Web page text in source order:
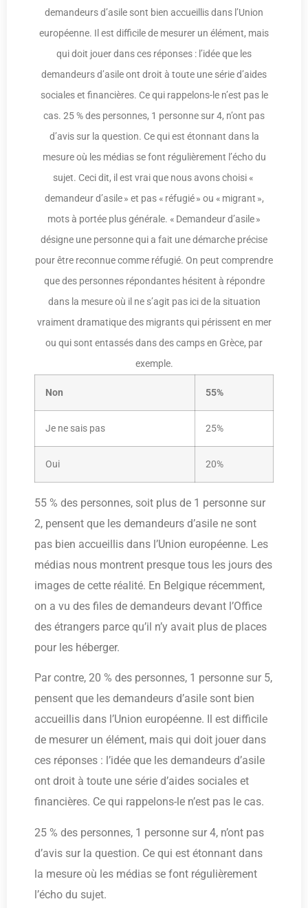
demandeurs d’asile sont bien accueillis dans l’Union
européenne. Il est difficile de mesurer un élément, mais
qui doit jouer dans ces réponses : l’idée que les
demandeurs d’asile ont droit à toute une série d’aides
sociales et financières. Ce qui rappelons-le n’est pas le
cas. 25 % des personnes, 1 personne sur 4, n’ont pas
d’avis sur la question. Ce qui est étonnant dans la
mesure où les médias se font régulièrement l’écho du
sujet. Ceci dit, il est vrai que nous avons choisi «
demandeur d’asile » et pas « réfugié » ou « migrant »,
mots à portée plus générale. « Demandeur d’asile »
désigne une personne qui a fait une démarche précise
pour être reconnue comme réfugié. On peut comprendre
que des personnes répondantes hésitent à répondre
dans la mesure où il ne s’agit pas ici de la situation
vraiment dramatique des migrants qui périssent en mer
ou qui sont entassés dans des camps en Grèce, par
exemple.
Non 55%
Je ne sais pas 25%
Oui 20%
55 % des personnes, soit plus de 1 personne sur
2, pensent que les demandeurs d’asile ne sont
pas bien accueillis dans l’Union européenne. Les
médias nous montrent presque tous les jours des
images de cette réalité. En Belgique récemment,
on a vu des files de demandeurs devant l’Office
des étrangers parce qu’il n’y avait plus de places
pour les héberger.
Par contre, 20 % des personnes, 1 personne sur 5,
pensent que les demandeurs d’asile sont bien
accueillis dans l’Union européenne. Il est difficile
de mesurer un élément, mais qui doit jouer dans
ces réponses : l’idée que les demandeurs d’asile
ont droit à toute une série d’aides sociales et
financières. Ce qui rappelons-le n’est pas le cas.
25 % des personnes, 1 personne sur 4, n’ont pas
d’avis sur la question. Ce qui est étonnant dans
la mesure où les médias se font régulièrement
l’écho du sujet.